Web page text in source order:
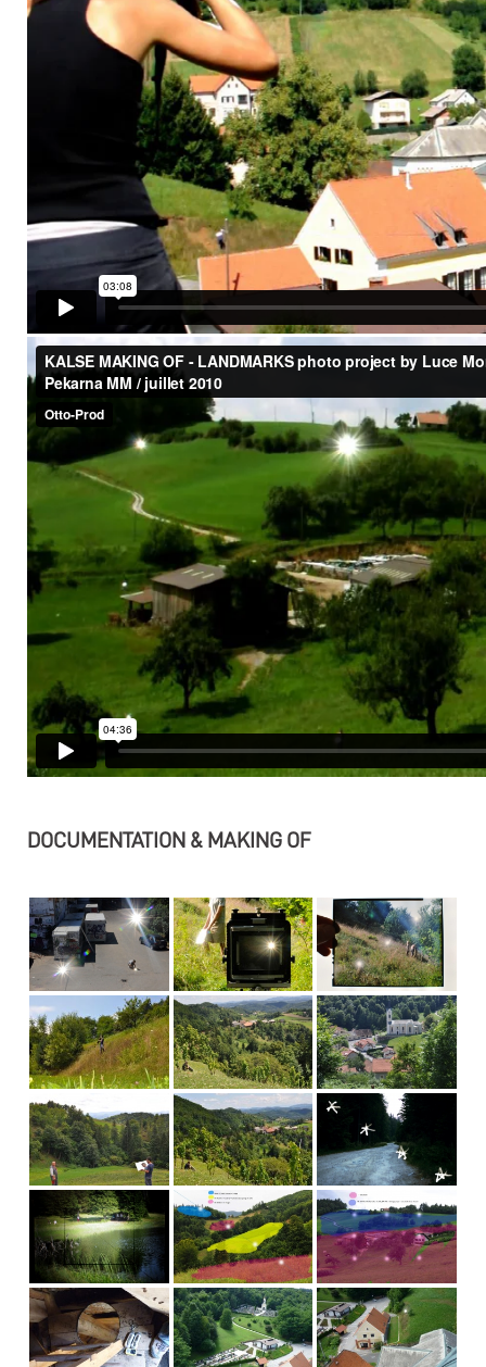
DOCUMENTATION & MAKING OF